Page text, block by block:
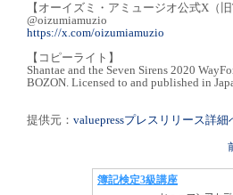
【オーイズミ・アミュージオ公式X（旧
@oizumiamuzio
https://x.com/oizumiamuzio
【コピーライト】
Shantae and the Seven Sirens 2020
BOZON. Licensed to and published in
提供元： valuepressプレスリリース詳細